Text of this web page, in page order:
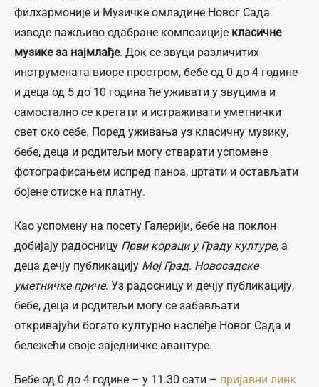
филхармоније и Музичке омладине Новог Сада
изводе пажљиво одабране композиције класичне
музике за најмлађе. Док се звуци различитих
инструмената виоре простром, бебе од 0 до 4 године
и деца од 5 до 10 година ће уживати у звуцима и
самостално се кретати и истраживати уметнички
свет око себе. Поред уживања уз класичну музику,
бебе, деца и родитељи могу стварати успомене
фотографисањем испред паноа, цртати и остављати
бојене отиске на платну.
Као успомену на посету Галерији, бебе на поклон
добијају радосницу Први кораци у Граду културе, а
деца дечју публикацију Мој Град. Новосадске
уметничке приче. Уз радосницу и дечју публикацију,
бебе, деца и родитељи могу се забављати
откривајући богато културно наслеђе Новог Сада и
бележећи своје заједничке авантуре.
Бебе од 0 до 4 године – у 11.30 сати – пријавни линк